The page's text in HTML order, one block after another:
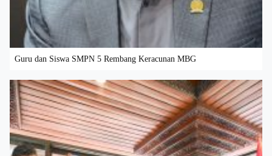
Guru dan Siswa SMPN 5 Rembang Keracunan MBG